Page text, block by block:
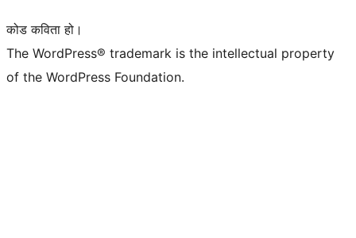
कोड कविता हो।
The WordPress® trademark is the intellectual property
of the WordPress Foundation.